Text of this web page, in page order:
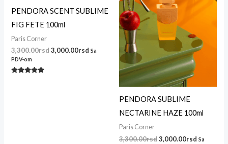
PENDORA SCENT SUBLIME
FIG FETE 100ml
Paris Corner
3,300.00rsd3,000.00rsd Sa
PDV-om
PENDORA SUBLIME
NECTARINE HAZE 100ml
Paris Corner
3,300.00rsd3,000.00rsd Sa